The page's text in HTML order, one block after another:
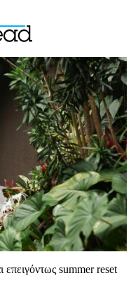
επειγόντως summer reset